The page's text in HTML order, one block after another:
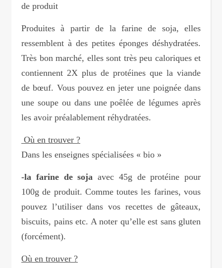
de produit
Produites à partir de la farine de soja, elles
ressemblent à des petites éponges déshydratées.
Très bon marché, elles sont très peu caloriques et
contiennent 2X plus de protéines que la viande
de bœuf. Vous pouvez en jeter une poignée dans
une soupe ou dans une poêlée de légumes après
les avoir préalablement réhydratées.
Où en trouver ?
Dans les enseignes spécialisées « bio »
-la farine de soja avec 45g de protéine pour
100g de produit. Comme toutes les farines, vous
pouvez l’utiliser dans vos recettes de gâteaux,
biscuits, pains etc. A noter qu’elle est sans gluten
(forcément).
Où en trouver ?